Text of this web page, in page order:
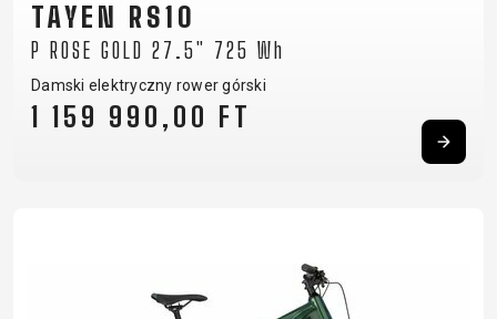
TAYEN RS10
P ROSE GOLD 27.5" 725 Wh
Damski elektryczny rower górski
1 159 990,00 FT